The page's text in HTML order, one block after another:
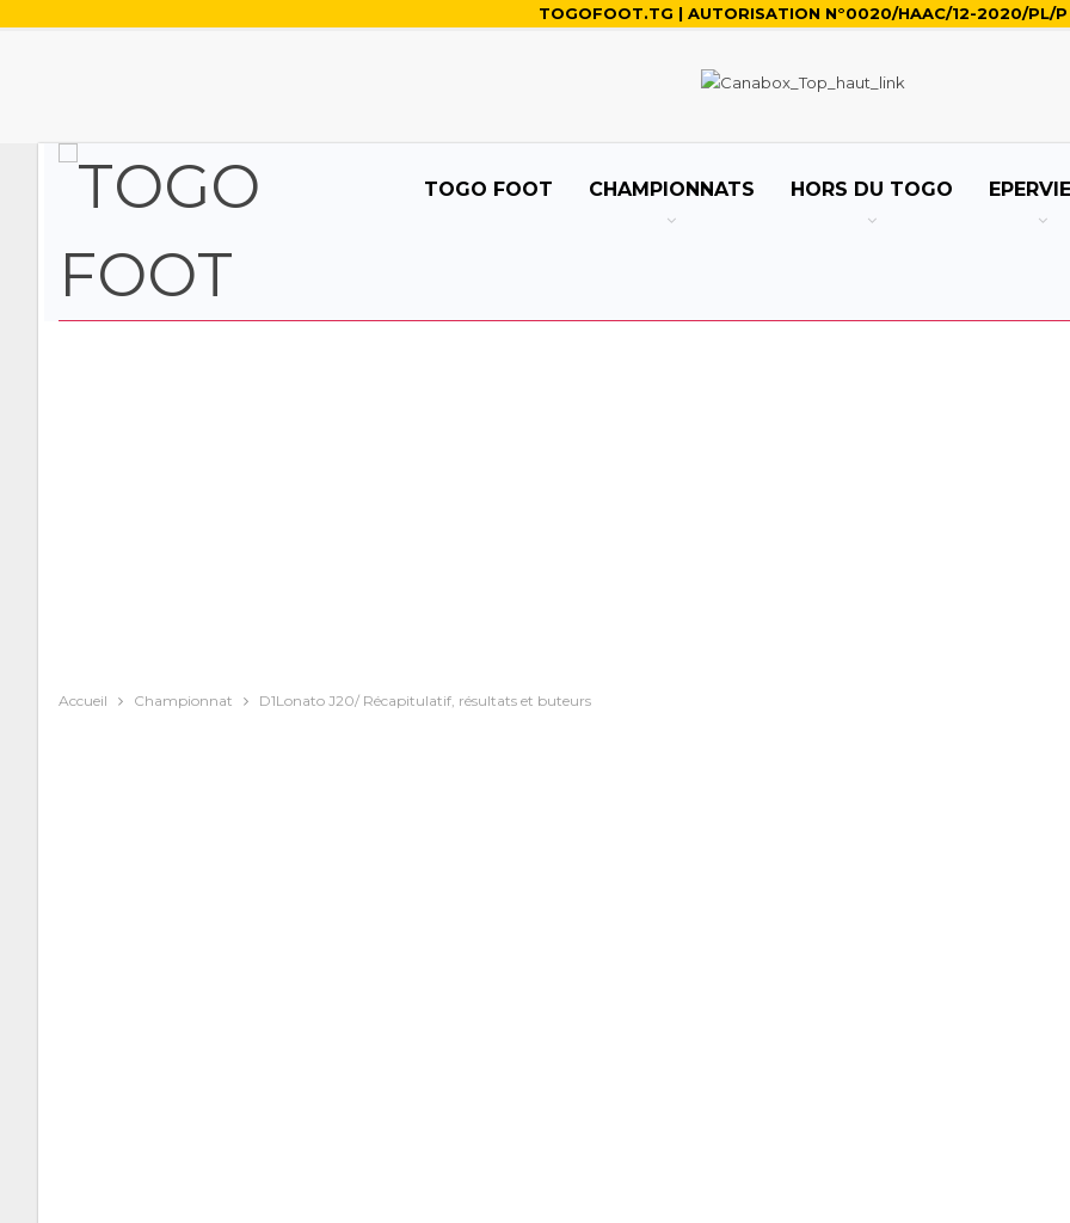
TOGOFOOT.TG | AUTORISATION N°0020/HAAC/12-2020/PL/P
TOGO FOOT CHAMPIONNATS HORS DU TOGO
Accueil Championnat D1Lonato J20/ Récapitulatif, résultats et buteurs